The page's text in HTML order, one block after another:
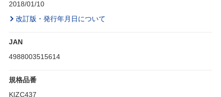
2018/01/10
改訂版・発行年月日について
JAN
4988003515614
規格品番
KIZC437